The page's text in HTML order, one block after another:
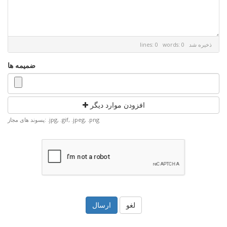
lines: 0 words: 0 ذخیره شد
ضمیمه ها
افزودن موارد دیگر
پسوند های مجاز: .jpg, .gif, .jpeg, .png
لغو